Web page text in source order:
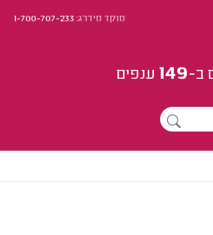
מוקד מידרג:1-700-707-233
ב-149 ענפים